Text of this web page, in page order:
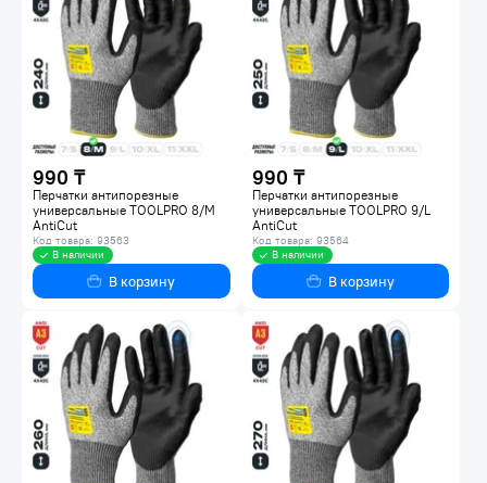
990 ₸
Перчатки антипорезные
универсальные TOOLPRO 8/M
AntiCut
Код товара: 93563
В наличии
В корзину
990 ₸
Перчатки антипорезные
универсальные TOOLPRO 9/L
AntiCut
Код товара: 93564
В наличии
В корзину